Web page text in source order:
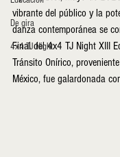
De gira
4x4 TJ Night
vibrante del público y la
danza contemporánea se
Final del 4x4 TJ Night XIII
Tránsito Onírico,
México, fue galardonada